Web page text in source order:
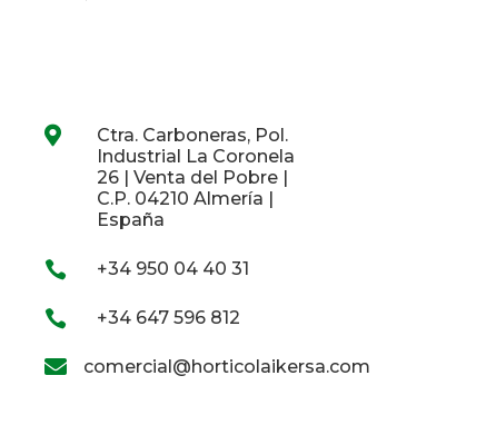

Ctra. Carboneras, Pol.
Industrial La Coronela
26 | Venta del Pobre |
C.P. 04210 Almería |
España
 +34 950 04 40 31
 +34 647 596 812
 comercial@horticolaikersa.com